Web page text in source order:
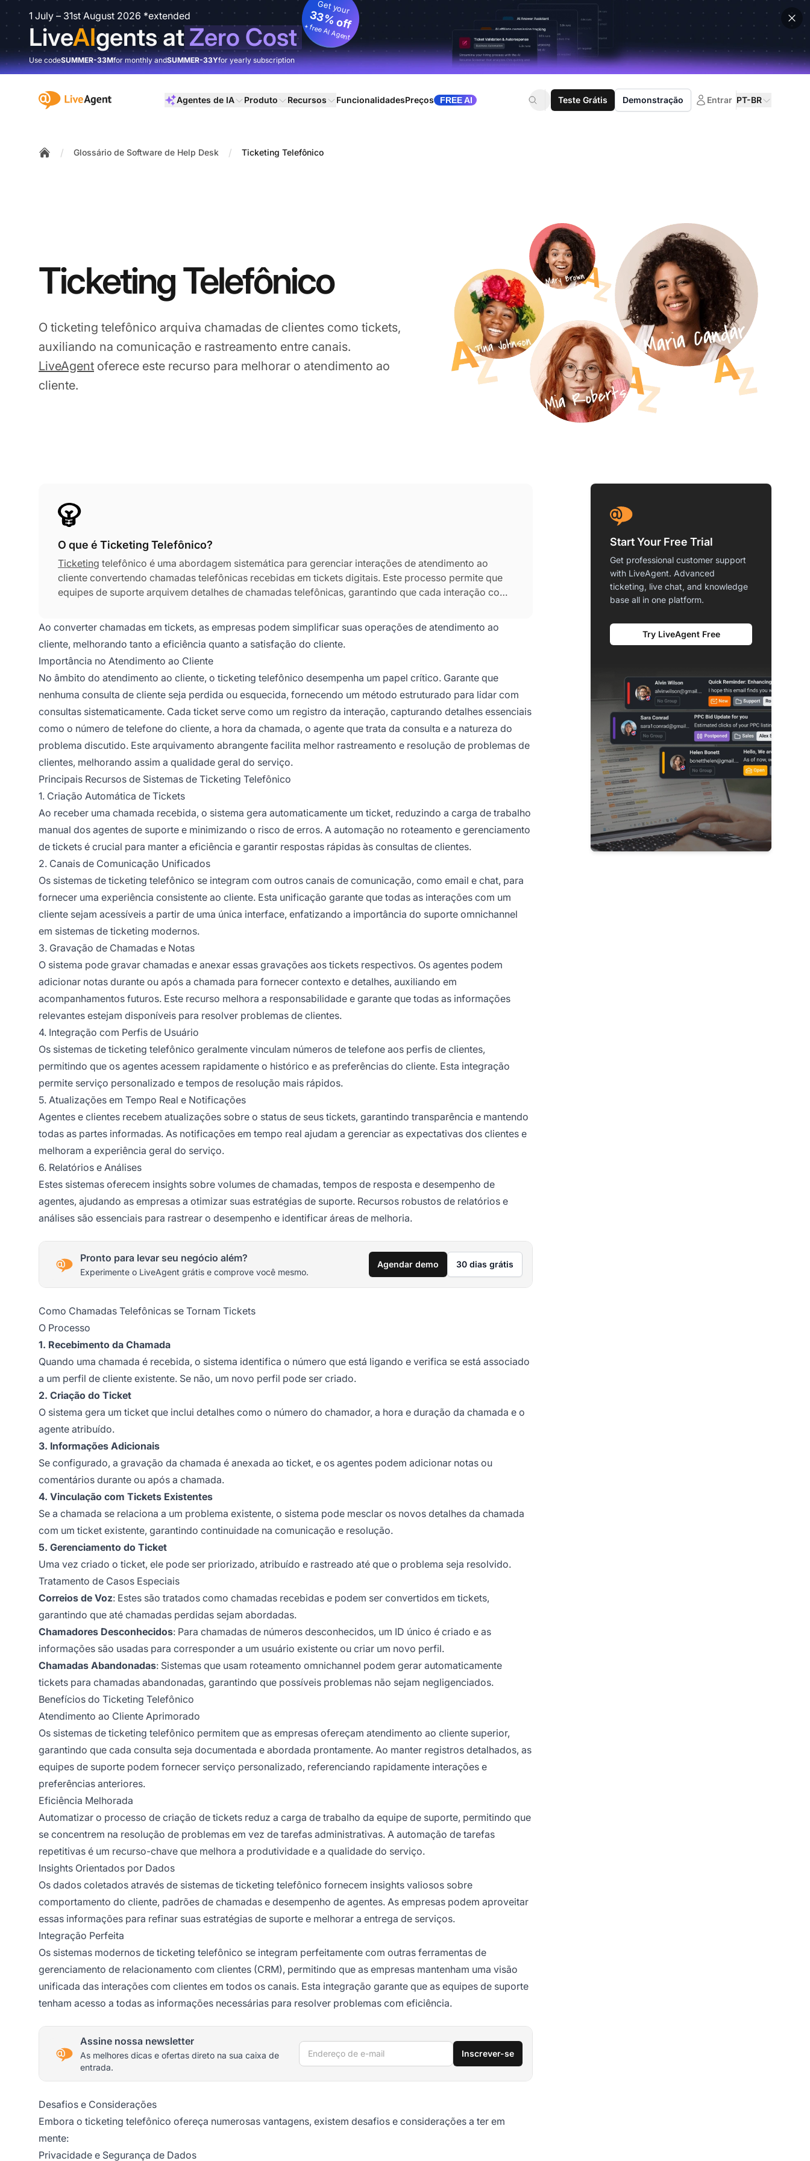
1 July – 31st August 2026 *extended
LiveAIgents atZero Cost
Get your
33% off
+ free AI Agent
Use codeSUMMER-33Mfor monthly andSUMMER-33Yfor yearly subscription
:site.title Agentes de IA Produto Recursos FuncionalidadesPreços FREE AI Teste Grátis Demonstração Entrar PT-BR
/ Glossário de Software de Help Desk / Ticketing Telefônico
Ticketing Telefônico
O ticketing telefônico arquiva chamadas de clientes como tickets,
auxiliando na comunicação e rastreamento entre canais.
LiveAgent oferece este recurso para melhorar o atendimento ao
cliente.
O que é Ticketing Telefônico?
Ticketing telefônico é uma abordagem sistemática para gerenciar interações de atendimento ao
cliente convertendo chamadas telefônicas recebidas em tickets digitais. Este processo permite que
equipes de suporte arquivem detalhes de chamadas telefônicas, garantindo que cada interação com
gerenciamento de solicitações de suporte e manutenção de um canal de comunicação unificado em
várias plataformas.
Ao converter chamadas em tickets, as empresas podem simplificar suas operações de atendimento ao
cliente, melhorando tanto a eficiência quanto a satisfação do cliente.
Importância no Atendimento ao Cliente
No âmbito do atendimento ao cliente, o ticketing telefônico desempenha um papel crítico. Garante que
nenhuma consulta de cliente seja perdida ou esquecida, fornecendo um método estruturado para lidar com
consultas sistematicamente. Cada ticket serve como um registro da interação, capturando detalhes essenciais
como o número de telefone do cliente, a hora da chamada, o agente que trata da consulta e a natureza do
problema discutido. Este arquivamento abrangente facilita melhor rastreamento e resolução de problemas de
clientes, melhorando assim a qualidade geral do serviço.
Principais Recursos de Sistemas de Ticketing Telefônico
1. Criação Automática de Tickets
Ao receber uma chamada recebida, o sistema gera automaticamente um ticket, reduzindo a carga de trabalho
manual dos agentes de suporte e minimizando o risco de erros. A automação no roteamento e gerenciamento
de tickets é crucial para manter a eficiência e garantir respostas rápidas às consultas de clientes.
2. Canais de Comunicação Unificados
Os sistemas de ticketing telefônico se integram com outros canais de comunicação, como email e chat, para
fornecer uma experiência consistente ao cliente. Esta unificação garante que todas as interações com um
cliente sejam acessíveis a partir de uma única interface, enfatizando a importância do suporte omnichannel
em sistemas de ticketing modernos.
3. Gravação de Chamadas e Notas
O sistema pode gravar chamadas e anexar essas gravações aos tickets respectivos. Os agentes podem
adicionar notas durante ou após a chamada para fornecer contexto e detalhes, auxiliando em
acompanhamentos futuros. Este recurso melhora a responsabilidade e garante que todas as informações
relevantes estejam disponíveis para resolver problemas de clientes.
4. Integração com Perfis de Usuário
Os sistemas de ticketing telefônico geralmente vinculam números de telefone aos perfis de clientes,
permitindo que os agentes acessem rapidamente o histórico e as preferências do cliente. Esta integração
permite serviço personalizado e tempos de resolução mais rápidos.
5. Atualizações em Tempo Real e Notificações
Agentes e clientes recebem atualizações sobre o status de seus tickets, garantindo transparência e mantendo
todas as partes informadas. As notificações em tempo real ajudam a gerenciar as expectativas dos clientes e
melhoram a experiência geral do serviço.
6. Relatórios e Análises
Estes sistemas oferecem insights sobre volumes de chamadas, tempos de resposta e desempenho de
agentes, ajudando as empresas a otimizar suas estratégias de suporte. Recursos robustos de relatórios e
análises são essenciais para rastrear o desempenho e identificar áreas de melhoria.
Pronto para levar seu negócio além?
Experimente o LiveAgent grátis e comprove você mesmo.
Agendar demo 30 dias grátis
Como Chamadas Telefônicas se Tornam Tickets
O Processo
1. Recebimento da Chamada
Quando uma chamada é recebida, o sistema identifica o número que está ligando e verifica se está associado
a um perfil de cliente existente. Se não, um novo perfil pode ser criado.
2. Criação do Ticket
O sistema gera um ticket que inclui detalhes como o número do chamador, a hora e duração da chamada e o
agente atribuído.
3. Informações Adicionais
Se configurado, a gravação da chamada é anexada ao ticket, e os agentes podem adicionar notas ou
comentários durante ou após a chamada.
4. Vinculação com Tickets Existentes
Se a chamada se relaciona a um problema existente, o sistema pode mesclar os novos detalhes da chamada
com um ticket existente, garantindo continuidade na comunicação e resolução.
5. Gerenciamento do Ticket
Uma vez criado o ticket, ele pode ser priorizado, atribuído e rastreado até que o problema seja resolvido.
Tratamento de Casos Especiais
Correios de Voz: Estes são tratados como chamadas recebidas e podem ser convertidos em tickets,
garantindo que até chamadas perdidas sejam abordadas.
Chamadores Desconhecidos: Para chamadas de números desconhecidos, um ID único é criado e as
informações são usadas para corresponder a um usuário existente ou criar um novo perfil.
Chamadas Abandonadas: Sistemas que usam roteamento omnichannel podem gerar automaticamente
tickets para chamadas abandonadas, garantindo que possíveis problemas não sejam negligenciados.
Benefícios do Ticketing Telefônico
Atendimento ao Cliente Aprimorado
Os sistemas de ticketing telefônico permitem que as empresas ofereçam atendimento ao cliente superior,
garantindo que cada consulta seja documentada e abordada prontamente. Ao manter registros detalhados, as
equipes de suporte podem fornecer serviço personalizado, referenciando rapidamente interações e
preferências anteriores.
Eficiência Melhorada
Automatizar o processo de criação de tickets reduz a carga de trabalho da equipe de suporte, permitindo que
se concentrem na resolução de problemas em vez de tarefas administrativas. A automação de tarefas
repetitivas é um recurso-chave que melhora a produtividade e a qualidade do serviço.
Insights Orientados por Dados
Os dados coletados através de sistemas de ticketing telefônico fornecem insights valiosos sobre
comportamento do cliente, padrões de chamadas e desempenho de agentes. As empresas podem aproveitar
essas informações para refinar suas estratégias de suporte e melhorar a entrega de serviços.
Integração Perfeita
Os sistemas modernos de ticketing telefônico se integram perfeitamente com outras ferramentas de
gerenciamento de relacionamento com clientes (CRM), permitindo que as empresas mantenham uma visão
unificada das interações com clientes em todos os canais. Esta integração garante que as equipes de suporte
tenham acesso a todas as informações necessárias para resolver problemas com eficiência.
Assine nossa newsletter
As melhores dicas e ofertas direto na sua caixa de
entrada.
Endereço de e-mail Inscrever-se
Desafios e Considerações
Embora o ticketing telefônico ofereça numerosas vantagens, existem desafios e considerações a ter em
mente:
Privacidade e Segurança de Dados
Start Your Free Trial
Get professional customer support
with LiveAgent. Advanced
ticketing, live chat, and knowledge
base all in one platform.
Try LiveAgent Free